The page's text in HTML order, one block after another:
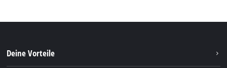
Deine Vorteile